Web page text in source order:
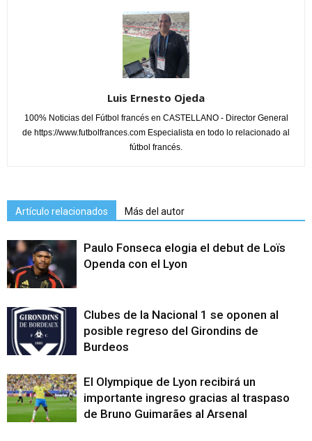
Luis Ernesto Ojeda
100% Noticias del Fútbol francés en CASTELLANO - Director General
de https://www.futbolfrances.com Especialista en todo lo relacionado al
fútbol francés.
Artículo relacionados Más del autor
Paulo Fonseca elogia el debut de Loïs
Openda con el Lyon
Clubes de la Nacional 1 se oponen al
posible regreso del Girondins de
Burdeos
El Olympique de Lyon recibirá un
importante ingreso gracias al traspaso
de Bruno Guimarães al Arsenal